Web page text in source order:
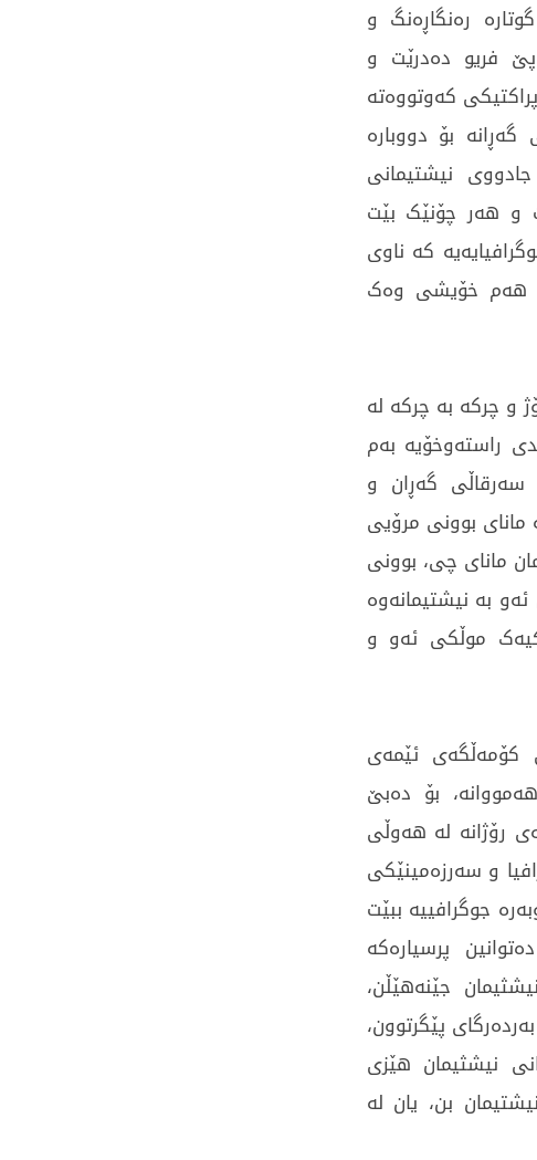
رەنگاڕەنگ و
فریو دەدرێت و
کەوتووەتە
بۆ دووبارە
نیشتیمانی
و هەر چۆنێک بێت
کە ناوی
و هەم خۆیشی وەک
و چرکە بە چرکە لە
راستەوخۆیە بەم
سەرقاڵی گەڕان و
بوونی مرۆیی
مانای چی، بوونی
بە نیشتیمانەوە
موڵکی ئەو و
کۆمەڵگەی ئێمەی
بۆ دەبێ
رۆژانە لە هەوڵی
و سەرزەمینێکی
جوگرافییە ببێت
پرسیارەکە
جێنەهێڵن،
پێگرتوون،
نیشثیمان هێزی
بن، یان لە